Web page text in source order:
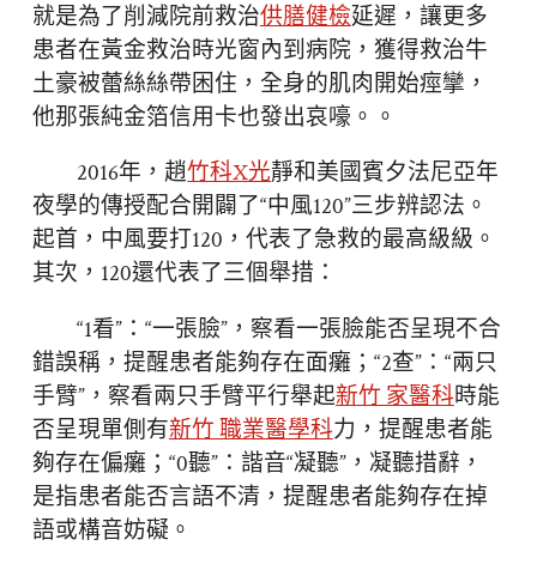
就是為了削減院前救治供膳健檢延遲，讓更多
患者在黃金救治時光窗內到病院，獲得救治牛
土豪被蕾絲絲帶困住，全身的肌肉開始痙攣，
他那張純金箔信用卡也發出哀嚎。。
2016年，趙竹科X光靜和美國賓夕法尼亞年
夜學的傳授配合開闢了“中風120”三步辨認法。
起首，中風要打120，代表了急救的最高級級。
其次，120還代表了三個舉措：
“1看”：“一張臉”，察看一張臉能否呈現不合
錯誤稱，提醒患者能夠存在面癱；“2查”：“兩只
手臂”，察看兩只手臂平行舉起新竹 家醫科時能
否呈現單側有新竹 職業醫學科力，提醒患者能
夠存在偏癱；“0聽”：諧音“凝聽”，凝聽措辭，
是指患者能否言語不清，提醒患者能夠存在掉
語或構音妨礙。